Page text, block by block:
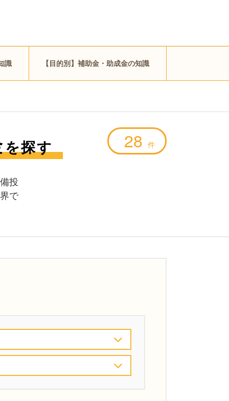
識 【目的別】補助金・助成金の知識
28 件
を探す
投
で